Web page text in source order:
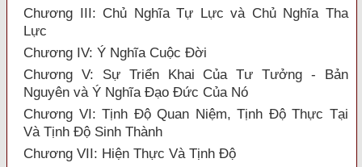
Chương III: Chủ Nghĩa Tự Lực và Chủ Nghĩa Tha
Lực
Chương IV: Ý Nghĩa Cuộc Đời
Chương V: Sự Triển Khai Của Tư Tưởng - Bản
Nguyên và Ý Nghĩa Đạo Đức Của Nó
Chương VI: Tịnh Độ Quan Niệm, Tịnh Độ Thực Tại
Và Tịnh Độ Sinh Thành
Chương VII: Hiện Thực Và Tịnh Độ